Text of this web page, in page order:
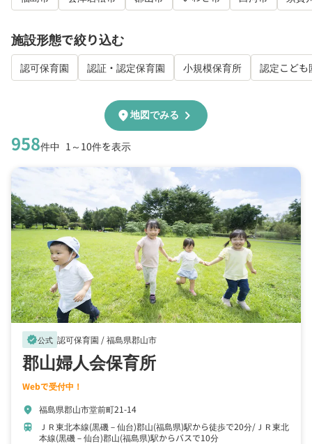
施設形態で絞り込む
認可保育園 認証・認定保育園 小規模保育所 認定こども
958件中 1～10件を表示
location_on地図でみる chevron_right
verified公式 認可保育園 /福島県郡山市
郡山婦人会保育所
Webで受付中！
location_on 福島県郡山市堂前町21-14
train ＪＲ東北本線(黒磯－仙台)郡山(福島県)駅から徒歩で20分
ＪＲ東北
本線(黒磯－仙台)郡山(福島県)駅からバスで10分